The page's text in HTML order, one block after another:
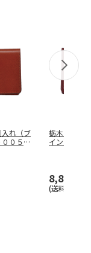
れ（ブ
０５－
栃木レザー
イン） ６
8,800円
(送料別・税